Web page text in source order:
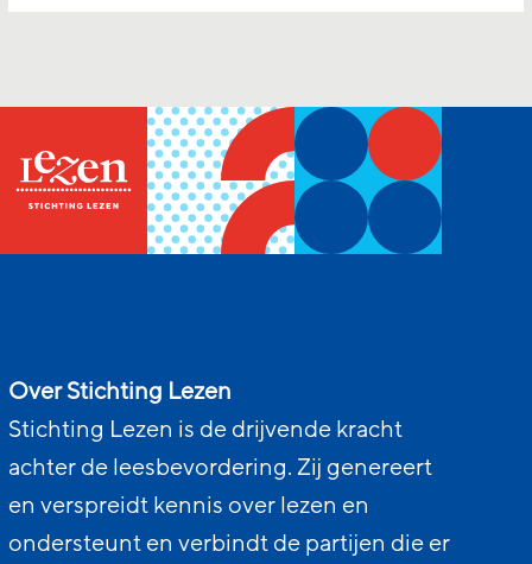
Over Stichting Lezen
Stichting Lezen is de drijvende kracht
achter de leesbevordering. Zij genereert
en verspreidt kennis over lezen en
ondersteunt en verbindt de partijen die er